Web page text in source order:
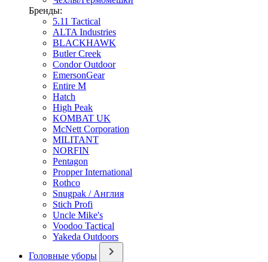
Бренды:
5.11 Tactical
ALTA Industries
BLACKHAWK
Butler Creek
Condor Outdoor
EmersonGear
Entire M
Hatch
High Peak
KOMBAT UK
McNett Corporation
MILITANT
NORFIN
Pentagon
Propper International
Rothco
Snugpak / Англия
Stich Profi
Uncle Mike's
Voodoo Tactical
Yakeda Outdoors
Головные уборы